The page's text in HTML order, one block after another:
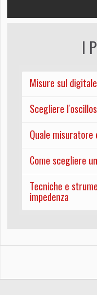
I
Misure sul
Scegliere
Quale
Come scegliere
Tecniche e
impedenza